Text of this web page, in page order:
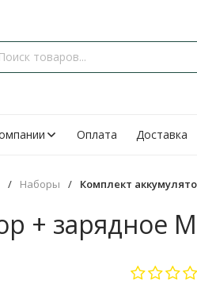
Оплата Доставка
/ Наборы / Комплект
+ зарядное